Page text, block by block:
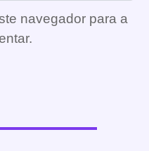
navegador para a